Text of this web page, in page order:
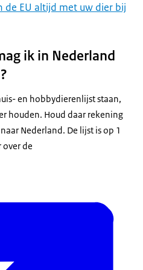
de EU altijd met uw dier bij
ik in Nederland
en hobbydierenlijst staan,
houden. Houd daar rekening
Nederland. De lijst is op 1
over de